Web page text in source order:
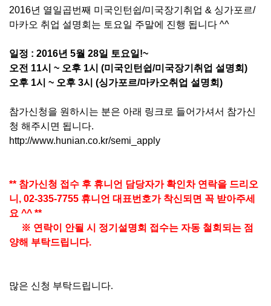
2016년 열일곱번째 미국인턴쉽/미국장기취업 & 싱가포르/
마카오 취업 설명회는 토요일 주말에 진행 됩니다 ^^
일정 : 2016년 5월 28일 토요일!~
오전 11시 ~ 오후 1시 (미국인턴쉽/미국장기취업 설명회)
오후 1시 ~ 오후 3시 (싱가포르/마카오취업 설명회)
참가신청을 원하시는 분은 아래 링크로 들어가셔서 참가신
청 해주시면 됩니다.
http://www.hunian.co.kr/semi_apply
** 참가신청 접수 후 휴니언 담당자가 확인차 연락을 드리오
니, 02-335-7755 휴니언 대표번호가 착신되면 꼭 받아주세
요 ^^ **
※ 연락이 안될 시 정기설명회 접수는 자동 철회되는 점
양해 부탁드립니다.
많은 신청 부탁드립니다.